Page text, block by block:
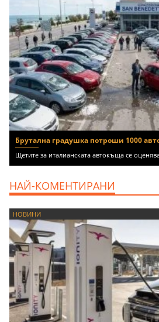
Брутална градушка потроши 1000
Щетите за италианската автокъща се
НАЙ-КОМЕНТИРАНИ
НОВИНИ